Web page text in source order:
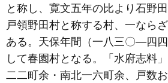
と称し、寛文五年の比より石野
戸領野田村と称する村、一なら
ある。天保年間 （一八三〇―四四
して春園村となる。「水府志料
二二町余・南北一六町余、戸数お